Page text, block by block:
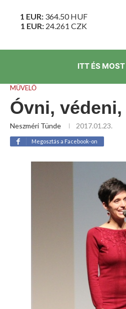
1 EUR: 364.50HUF
1 EUR: 24.261 CZK
ITT ÉS MOST
MŰVELŐ
Óvni,
Neszméri Tünde 2017.01.23.
Megosztás a Facebook-on